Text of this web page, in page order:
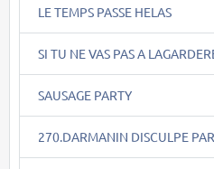
LE TEMPS PASSE HELAS
SI TU NE VAS PAS A
SAUSAGE PARTY
270.DARMANIN DISCULPE